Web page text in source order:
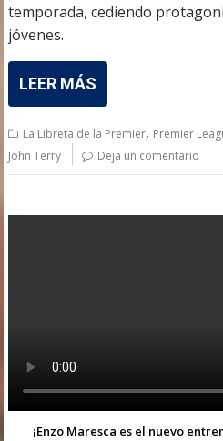
temporada, cediendo
jóvenes.
LEER MÁS
La Libreta de la Premier, Premier
John Terry Deja un comentario
¡Enzo Maresca es el nuevo